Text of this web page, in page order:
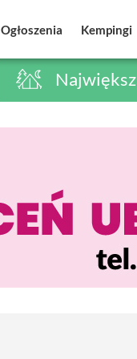
Ogłoszenia Kempingi
Ogłoszenia Kempingi